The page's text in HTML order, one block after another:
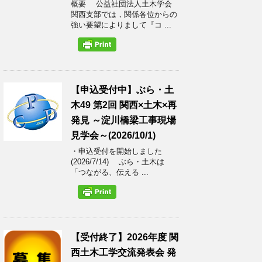
概要 公益社団法人土木学会
関西支部では，関係各位からの
強い要望によりまして『コ ...
【申込受付中】ぶら・土
木49 第2回 関西×土木×再
発見 ～淀川橋梁工事現場
見学会～(2026/10/1)
・申込受付を開始しました
(2026/7/14) ぶら・土木は
「つながる、伝える ...
【受付終了】2026年度 関
西土木工学交流発表会 発